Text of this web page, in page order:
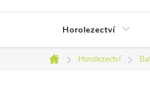
Horolezectví
Domů
Horolezectví